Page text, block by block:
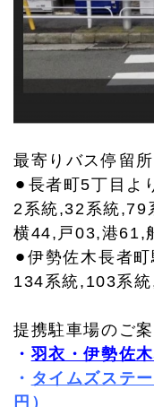
最寄りバス停留所
⚫︎長者町5丁目よ
2系統,32系統,79
横44,戸03,港61,
⚫︎伊勢佐木長者
134系統,103系
提携駐車場のご
・ 羽衣・伊勢佐
・ タイムズステ
円）